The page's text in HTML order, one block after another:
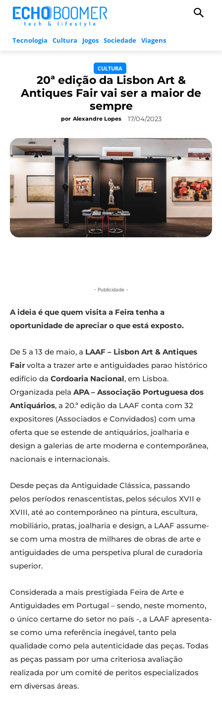
Tecnologia Cultura Jogos Sociedade Viagens
CULTURA
20ª edição da Lisbon Art &
Antiques Fair vai ser a maior de
sempre
por Alexandre Lopes 17/04/2023
- Publicidade -
A ideia é que quem visita a Feira tenha a
oportunidade de apreciar o que está exposto.
De 5 a 13 de maio, a LAAF – Lisbon Art & Antiques
Fair volta a trazer arte e antiguidades parao histórico
edifício da Cordoaria Nacional, em Lisboa.
Organizada pela APA – Associação Portuguesa dos
Antiquários, a 20.ª edição da LAAF conta com 32
expositores (Associados e Convidados) com uma
oferta que se estende de antiquários, joalharia e
design a galerias de arte moderna e contemporânea,
nacionais e internacionais.
Desde peças da Antiguidade Clássica, passando
pelos períodos renascentistas, pelos séculos XVII e
XVIII, até ao contemporâneo na pintura, escultura,
mobiliário, pratas, joalharia e design, a LAAF assume-
se com uma mostra de milhares de obras de arte e
antiguidades de uma perspetiva plural de curadoria
superior.
Considerada a mais prestigiada Feira de Arte e
Antiguidades em Portugal – sendo, neste momento,
o único certame do setor no país -, a LAAF apresenta-
se como uma referência inegável, tanto pela
qualidade como pela autenticidade das peças. Todas
as peças passam por uma criteriosa avaliação
realizada por um comité de peritos especializados
em diversas áreas.